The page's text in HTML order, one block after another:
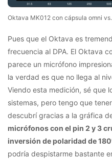
Oktava MK012 con cápsula omni
Pues que el Oktava es
frecuencia al DPA. El Oktava
parece un micrófono
la verdad es que no llega al
Viendo esta medición, sé que
sistemas, pero tengo que
descubrí gracias a la gráfica
micrófonos con el pin 2 y 3
inversión de polaridad de
podría despistarme bastante